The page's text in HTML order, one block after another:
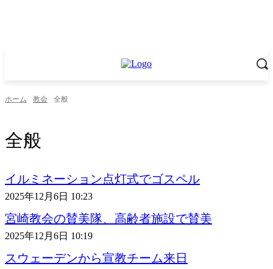
ホーム 教会 全般
全般
イルミネーション点灯式でゴスペル
2025年12月6日 10:23
宮崎教会の賛美隊、高齢者施設で賛美
2025年12月6日 10:19
スウェーデンから宣教チーム来日